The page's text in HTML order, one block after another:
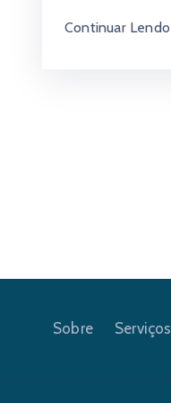
Continuar Lendo
Sobre Serviços